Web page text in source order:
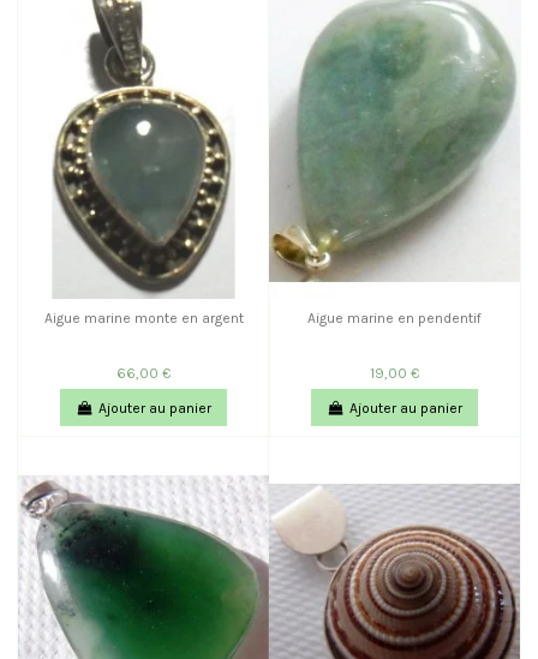
Aigue marine monte en argent
66,00 €
Ajouter au panier
Aigue marine en pendentif
19,00 €
Ajouter au panier